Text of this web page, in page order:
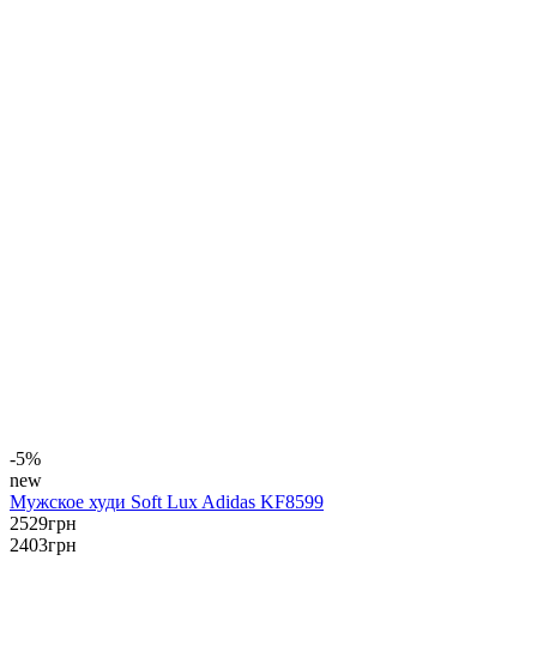
-5%
new
Мужское худи Soft Lux Adidas KF8599
2529грн
2403грн